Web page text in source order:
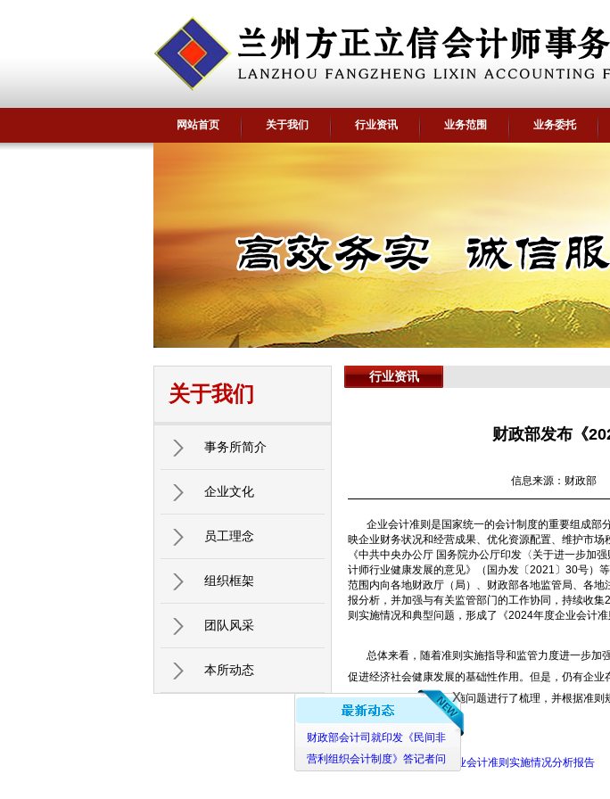
网站首页 关于我们 行业资讯 业务范围 业务委托
关于我们
事务所简介
企业文化
员工理念
组织框架
团队风采
本所动态
行业资讯
财政部发布《
信息来源：财政部
企业会计准则是国家统一的会计制度的重要组成部
映企业财务状况和经营成果、优化资源配置、维护市
《中共中央办公厅 国务院办公厅印发〈关于进一步加
计师行业健康发展的意见》（国办发〔2021〕30号）
范围内向各地财政厅（局）、财政部各地监管局、各
报分析，并加强与有关监管部门的工作协同，持续收
则实施情况和典型问题，形成了《2024年度企业会计
总体来看，随着准则实施指导和监管力度进一步加
促进经济社会健康发展的基础性作用。但是，仍有企
问题。本报告对典型实施问题进行了梳理，并根据准
提升准则执行效果。
附件： 2024年度企业会计准则实施情况分析报告
x